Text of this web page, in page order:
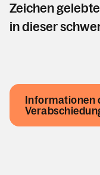
Beichte
Wiedereintritt
Kirche /
Geschichte der
Pfarrblatt -
Zeichen
in dieser
Informationen